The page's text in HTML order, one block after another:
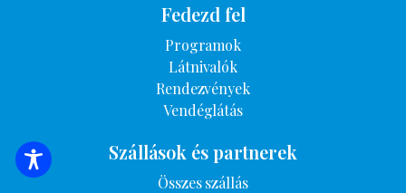
SZÁLLÁSOK KERESÉSE
Fedezd fel
Programok
Látnivalók
Rendezvények
Vendéglátás
Szállások és partnerek
Összes szállás